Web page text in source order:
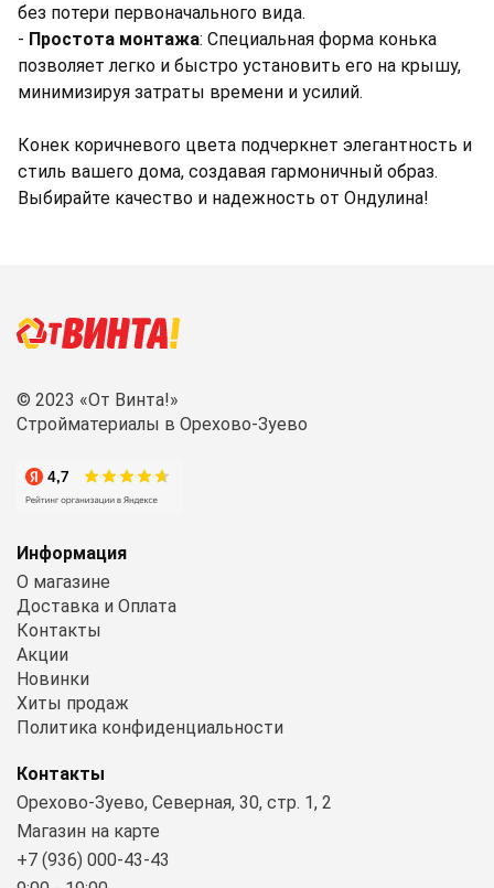
без потери первоначального вида.
- Простота монтажа: Специальная форма конька
позволяет легко и быстро установить его на крышу,
минимизируя затраты времени и усилий.
Конек коричневого цвета подчеркнет элегантность и
стиль вашего дома, создавая гармоничный образ.
Выбирайте качество и надежность от Ондулина!
© 2023 «От Винта!»
Стройматериалы в Орехово-Зуево
Контакты
Орехово-Зуево, Северная, 30, стр. 1, 2
Магазин на карте
+7 (936) 000-43-43
Информация
О магазине
Доставка и Оплата
Контакты
Акции
Новинки
Хиты продаж
Политика конфиденциальности